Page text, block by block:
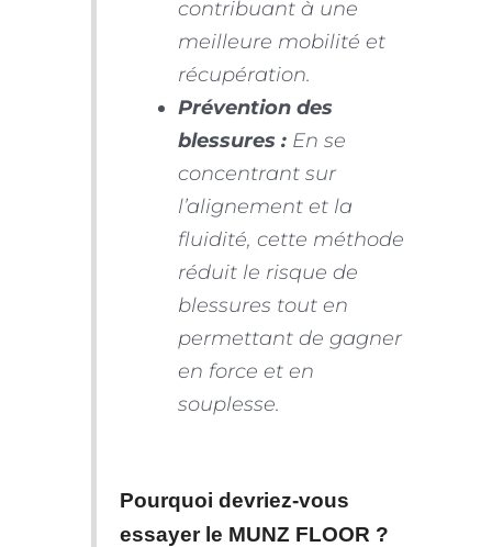
contribuant à une
meilleure mobilité et
récupération.
Prévention des
blessures :En se
concentrant sur
l’alignement et la
fluidité, cette méthode
réduit le risque de
blessures tout en
permettant de gagner
en force et en
souplesse.
Pourquoi devriez-vous
essayer le MUNZ FLOOR ?